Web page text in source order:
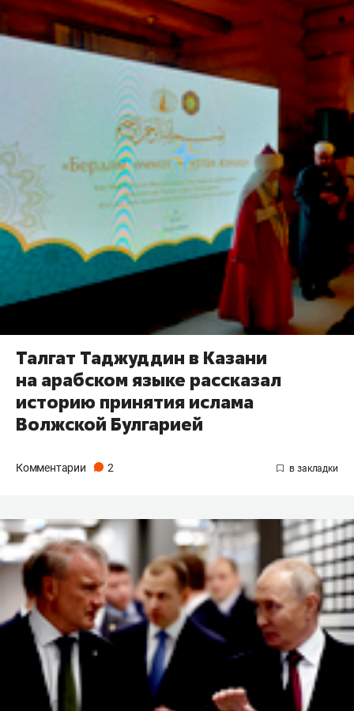
Талгат Таджуддин в Казани
на арабском языке рассказал
историю принятия ислама
Волжской Булгарией
Комментарии 2